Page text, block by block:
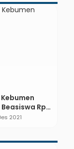
Rp
709 Calon
2021